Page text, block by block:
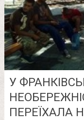
У
ПЕРЕЇХАЛА